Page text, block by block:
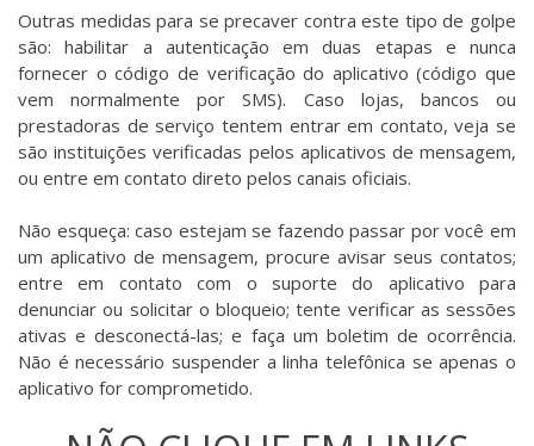
Outras medidas para se precaver contra este tipo de golpe
são: habilitar a autenticação em duas etapas e nunca
fornecer o código de verificação do aplicativo (código que
vem normalmente por SMS). Caso lojas, bancos ou
prestadoras de serviço tentem entrar em contato, veja se
são instituições verificadas pelos aplicativos de mensagem,
ou entre em contato direto pelos canais oficiais.
Não esqueça: caso estejam se fazendo passar por você em
um aplicativo de mensagem, procure avisar seus contatos;
entre em contato com o suporte do aplicativo para
denunciar ou solicitar o bloqueio; tente verificar as sessões
ativas e desconectá-las; e faça um boletim de ocorrência.
Não é necessário suspender a linha telefônica se apenas o
aplicativo for comprometido.